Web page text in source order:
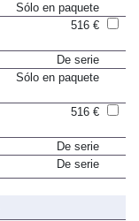
Sólo en paquete
516 €
De serie
Sólo en paquete
516 €
De serie
De serie